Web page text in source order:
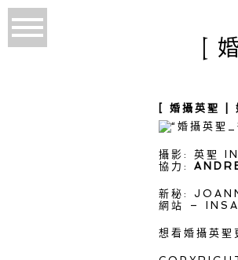
[
[ 婚攝英聖 |
攝影: 英聖
協力:
新秘:
網站 –
想看婚攝英聖